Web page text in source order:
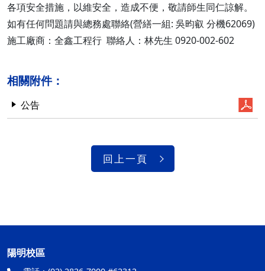
各項安全措施，以維安全，造成不便，敬請師生同仁諒解。
如有任何問題請與總務處聯絡(營繕一組: 吳昀叡 分機62069)
施工廠商：全鑫工程行 聯絡人：林先生 0920-002-602
相關附件：
公告
回上一頁
陽明校區